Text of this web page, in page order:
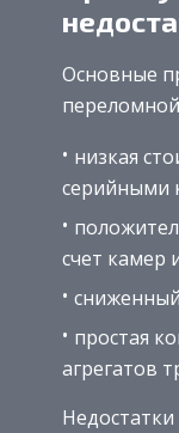
Основные
низкая
серийными
счет камер
простая
агрегатов